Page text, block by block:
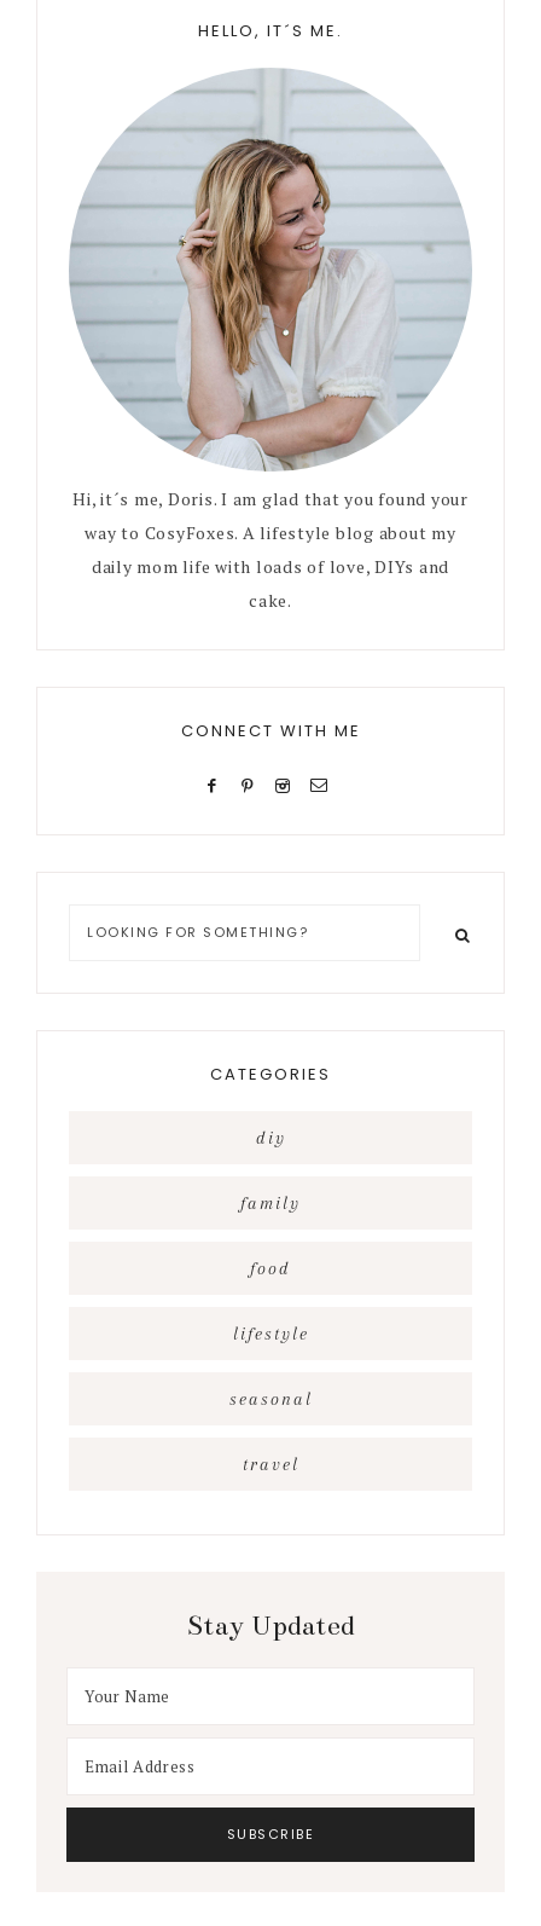
HELLO, IT´S ME.
Hi, it´s me, Doris. I am glad that you found your
way to CosyFoxes. A lifestyle blog about my
daily mom life with loads of love, DIYs and
cake.
CONNECT WITH ME
CATEGORIES
diy
family
food
lifestyle
seasonal
travel
Stay Updated